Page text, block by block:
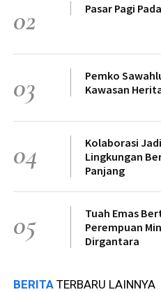
02 Pasar Pagi
03
Pemko
Kawasan
04
Kolaborasi
Lingkungan
Panjang
05
Tuah Emas
Perempuan
Dirgantara
BERITA TERBARU LAINNYA